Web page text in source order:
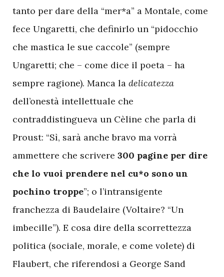
tanto per dare della “mer*a” a Montale, come
fece Ungaretti, che definirlo un “pidocchio
che mastica le sue caccole” (sempre
Ungaretti; che – come dice il poeta – ha
sempre ragione). Manca la delicatezza
dell’onestà intellettuale che
contraddistingueva un Cèline che parla di
Proust: “Sì, sarà anche bravo ma vorrà
ammettere che scrivere 300 pagine per dire
che lo vuoi prendere nel cu*o sono un
pochino troppe”; o l’intransigente
franchezza di Baudelaire (Voltaire? “Un
imbecille”). E cosa dire della scorrettezza
politica (sociale, morale, e come volete) di
Flaubert, che riferendosi a George Sand